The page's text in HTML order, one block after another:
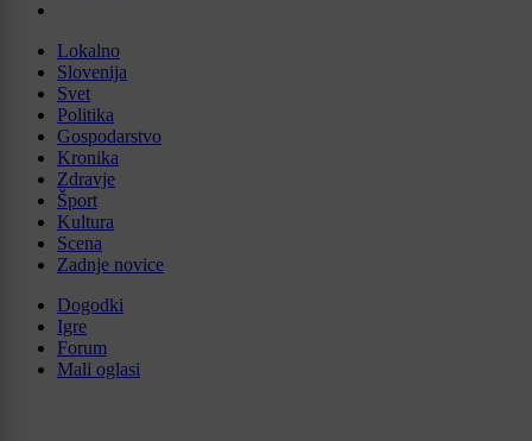
Lokalno
Slovenija
Svet
Politika
Gospodarstvo
Kronika
Zdravje
Šport
Kultura
Scena
Zadnje novice
Dogodki
Igre
Forum
Mali oglasi